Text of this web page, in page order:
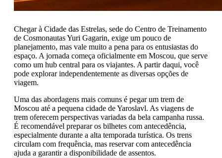
Chegar à Cidade das Estrelas, sede do Centro de Treinamento
de Cosmonautas Yuri Gagarin, exige um pouco de
planejamento, mas vale muito a pena para os entusiastas do
espaço. A jornada começa oficialmente em Moscou, que serve
como um hub central para os viajantes. A partir daqui, você
pode explorar independentemente as diversas opções de
viagem.
Uma das abordagens mais comuns é pegar um trem de
Moscou até a pequena cidade de Yaroslavl. As viagens de
trem oferecem perspectivas variadas da bela campanha russa.
É recomendável preparar os bilhetes com antecedência,
especialmente durante a alta temporada turística. Os trens
circulam com frequência, mas reservar com antecedência
ajuda a garantir a disponibilidade de assentos.